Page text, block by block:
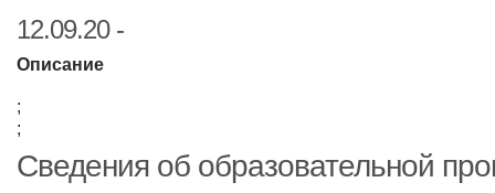
12.09.20 -
Описание
;
;
Сведения об образовательной